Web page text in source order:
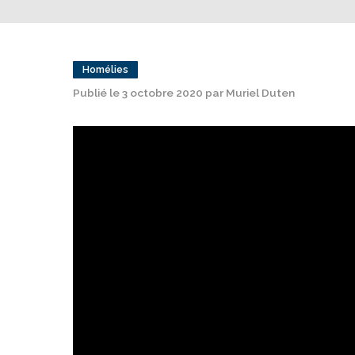
Homélies
Publié le 3 octobre 2020 par Muriel Duten